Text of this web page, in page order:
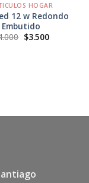
HOGAR
12 w Redondo
Embutido
El
precio
$3.500El
precio